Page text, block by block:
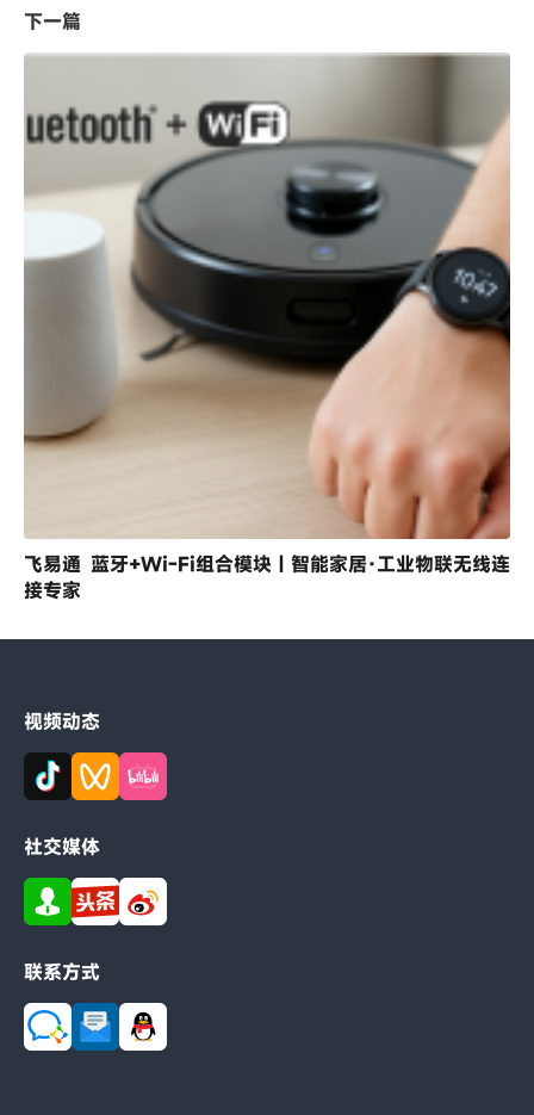
下一篇
飞易通 蓝牙+Wi-Fi组合模块｜智能家居·工业物联无线连
接专家
视频动态
社交媒体
联系方式